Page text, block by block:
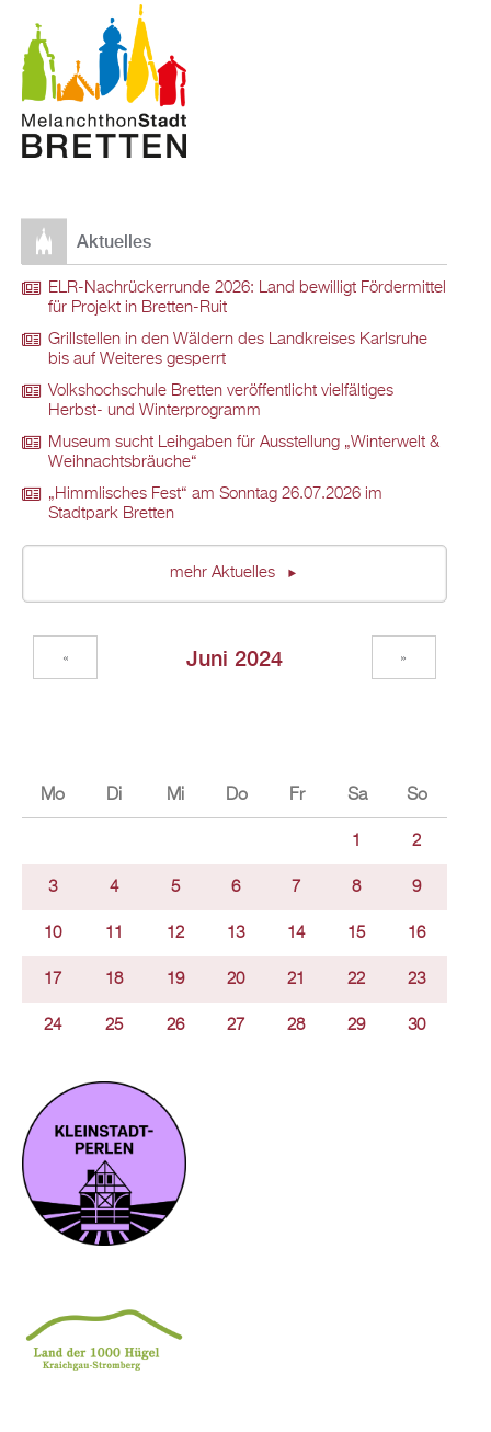
Aktuelles
ELR-Nachrückerrunde 2026: Land bewilligt Fördermittel
für Projekt in Bretten-Ruit
Grillstellen in den Wäldern des Landkreises Karlsruhe
bis auf Weiteres gesperrt
Volkshochschule Bretten veröffentlicht vielfältiges
Herbst- und Winterprogramm
Museum sucht Leihgaben für Ausstellung „Winterwelt &
Weihnachtsbräuche“
„Himmlisches Fest“ am Sonntag 26.07.2026 im
Stadtpark Bretten
mehr Aktuelles
Juni 2024
« »
Mo Di Mi Do Fr Sa So
1 2
3 4 5 6 7 8 9
10 11 12 13 14 15 16
17 18 19 20 21 22 23
24 25 26 27 28 29 30